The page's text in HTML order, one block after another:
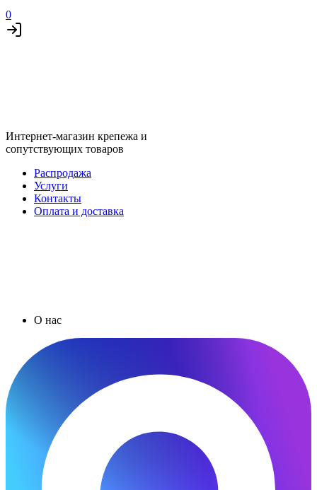
0
Интернет-магазин крепежа и
сопутствующих товаров
Распродажа
Услуги
Контакты
Оплата и доставка
О нас